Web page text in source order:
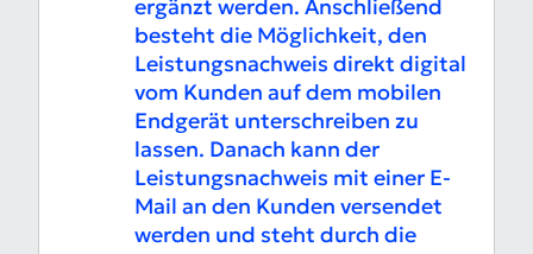
ergänzt werden. Anschließend
besteht die Möglichkeit, den
Leistungsnachweis direkt digital
vom Kunden auf dem mobilen
Endgerät unterschreiben zu
lassen. Danach kann der
Leistungsnachweis mit einer E-
Mail an den Kunden versendet
werden und steht durch die